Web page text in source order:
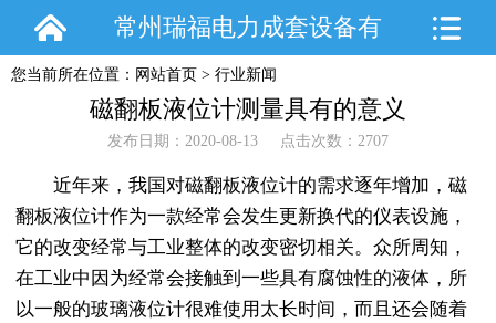
常州瑞福电力成套设备有
限公司
您当前所在位置： 网站首页 > 行业新闻
磁翻板液位计测量具有的意义
发布日期：2020-08-13 点击次数：2707
近年来，我国对磁翻板液位计的需求逐年增加，磁
翻板液位计作为一款经常会发生更新换代的仪表设施，
它的改变经常与工业整体的改变密切相关。众所周知，
在工业中因为经常会接触到一些具有腐蚀性的液体，所
以一般的玻璃液位计很难使用太长时间，而且还会随着